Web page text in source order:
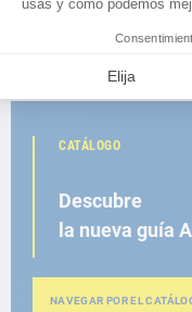
CATÁLOGO
Descubre
la nueva guía
NAVEGAR POR EL